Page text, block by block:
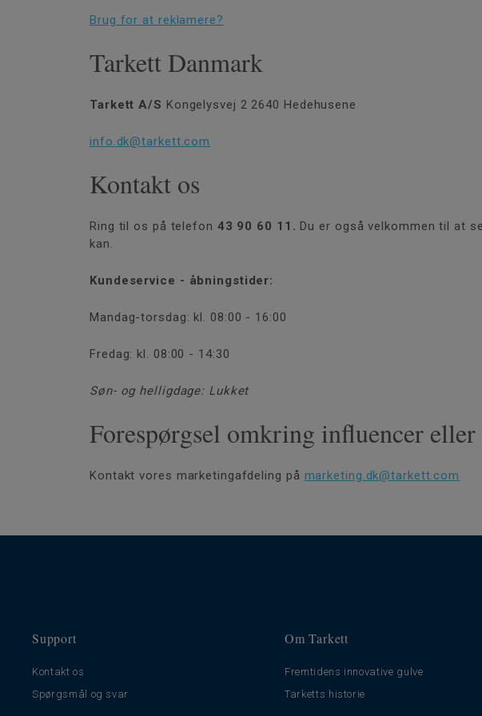
Brug for at reklamere?
Tarkett Danmark
Tarkett A/S Kongelysvej 2 2640 Hedehusene
info.dk@tarkett.com
Kontakt os
Ring til os på telefon 43 90 60 11. Du er også velkommen til at
kan.
Kundeservice - åbningstider:
Mandag-torsdag: kl. 08:00 - 16:00
Fredag: kl. 08:00 - 14:30
Søn- og helligdage: Lukket
Forespørgsel omkring influencer eller
Kontakt vores marketingafdeling på marketing.dk@tarkett.com
Support
Kontakt os
Spørgsmål og svar
Om Tarkett
Fremtidens innovative gulve
Tarketts historie